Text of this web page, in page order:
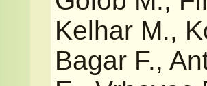
Kelhar M.,
Bagar F.,